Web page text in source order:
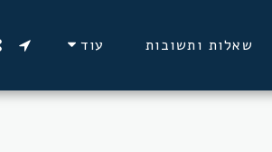
שאלות ותשובות עוד